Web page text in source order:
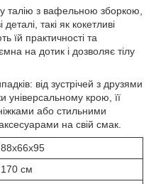
талію з вафельною зборкою,
такі як кокетливі
їй практичності та
на дотик і дозволяє тілу
від зустрічей з друзями
універсальному крою, її
або стильними
на свій смак.
88х66х95
170 см